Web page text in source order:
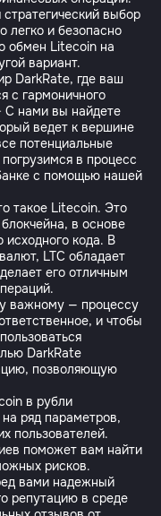
выбор
легко и безопасно
обмен Litecoin на
вариант.
DarkRate, где ваш
с гармоничного
С нами вы найдете
ведет к вершине
потенциальные
в процесс
с помощью нашей
такое Litecoin. Это
в основе
исходного кода. В
LTC обладает
его отличным
важному — процессу
и чтобы
DarkRate
позволяющую
в рубли
ряд параметров,
пользователей.
поможет вам найти
рисков.
вами надежный
репутацию в среде